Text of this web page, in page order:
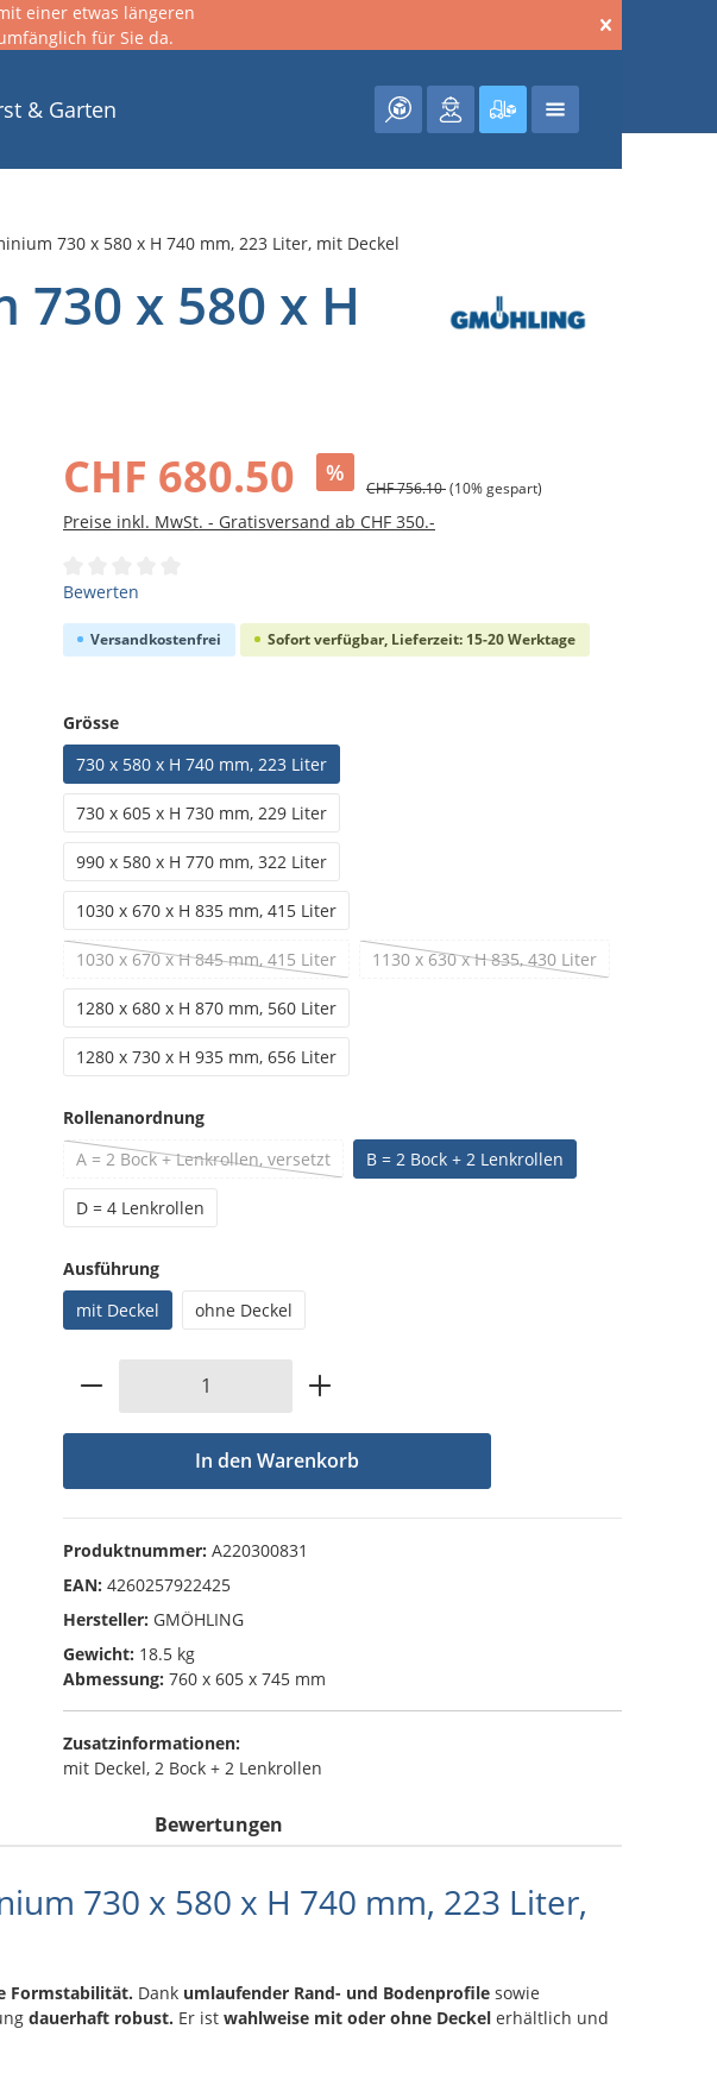
einer etwas längeren
für Sie da.
& Garten Warenkorb enthält 0
730 x 580 x H 740 mm, 223 Liter, mit Deckel
x 580 x H
CHF 680.50 %
CHF 756.10(10% gespart)
Preise inkl. MwSt. - Gratisversand ab CHF 350.-
Durchschnittliche Bewertung von 0 von 5 Sternen
Bewerten
Versandkostenfrei Sofort verfügbar, Lieferzeit: 15-20 Werktage
Grösseauswählen
730 x 580 x H 740 mm, 223 Liter
730 x 605 x H 730 mm, 229 Liter
990 x 580 x H 770 mm, 322 Liter
1030 x 670 x H 835 mm, 415 Liter
1030 x 670 x H 845 mm, 415 Liter(Diese Option ist zurzeit nicht verfügbar.)1130 x 630 x H 835, 430 Liter
(Diese Option ist zurzeit nicht
1280 x 680 x H 870 mm, 560 Liter
1280 x 730 x H 935 mm, 656 Liter
Rollenanordnungauswählen
A = 2 Bock + Lenkrollen, versetzt(Diese Option ist zurzeit nicht verfügbar.)
B = 2 Bock + 2 Lenkrollen
D = 4 Lenkrollen
Ausführungauswählen
mit Deckel
ohne Deckel
Produkt Anzahl: Gib den gewünschten Wert
In den Warenkorb
Produktnummer: A220300831
EAN: 4260257922425
Hersteller: GMÖHLING
Gewicht: 18.5 kg
Abmessung: 760 x 605 x 745 mm
Zusatzinformationen:
mit Deckel, 2 Bock + 2 Lenkrollen
Bewertungen
730 x 580 x H 740 mm, 223 Liter,
Formstabilität. Dank umlaufender Rand- und Bodenprofile sowie
dauerhaft robust. Er ist wahlweise mit oder ohne Deckel erhältlich und